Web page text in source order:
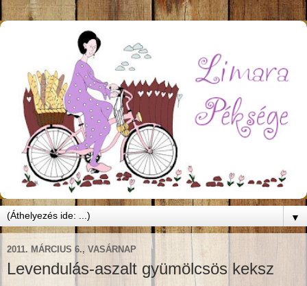
▼
2011. MÁRCIUS 6., VASÁRNAP
Levendulás-aszalt gyümölcsös keksz